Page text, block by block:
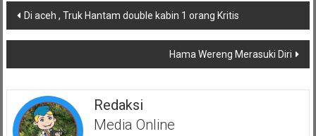
Navigasi
pos
Di aceh , Truk Hantam double kabin 1 orang Kritis
Hama Wereng Merasuki Diri
Redaksi
Media Online